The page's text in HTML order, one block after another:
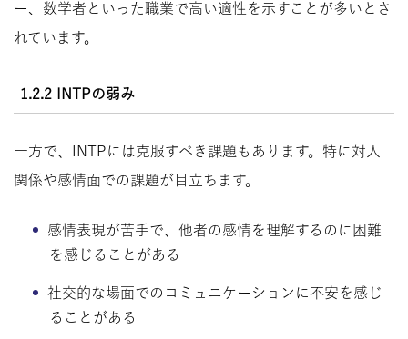
ー、数学者といった職業で高い適性を示すことが多いとさ
れています。
1.2.2 INTPの弱み
一方で、INTPには克服すべき課題もあります。特に対人
関係や感情面での課題が目立ちます。
感情表現が苦手で、他者の感情を理解するのに困難
を感じることがある
社交的な場面でのコミュニケーションに不安を感じ
ることがある